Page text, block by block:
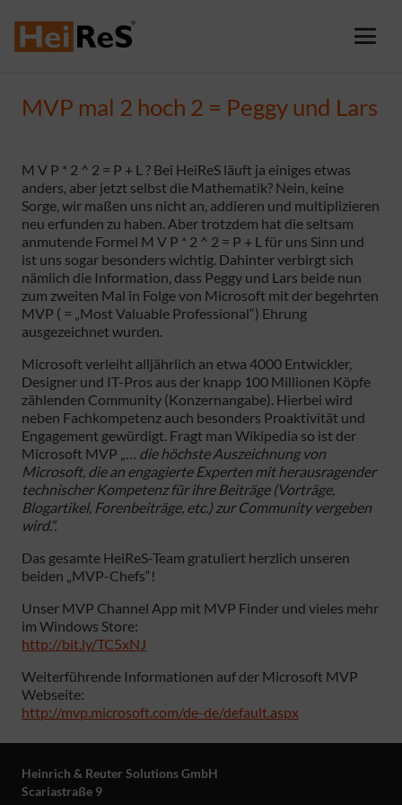
MVP mal 2 hoch 2 = Peggy und Lars
M V P * 2 ^ 2 = P + L ? Bei HeiReS läuft ja einiges etwas
anders, aber jetzt selbst die Mathematik? Nein, keine
Sorge, wir maßen uns nicht an, addieren und multiplizieren
neu erfunden zu haben. Aber trotzdem hat die seltsam
anmutende Formel M V P * 2 ^ 2 = P + L für uns Sinn und
ist uns sogar besonders wichtig. Dahinter verbirgt sich
nämlich die Information, dass Peggy und Lars beide nun
zum zweiten Mal in Folge von Microsoft mit der begehrten
MVP ( = „Most Valuable Professional“) Ehrung
ausgezeichnet wurden.
Microsoft verleiht alljährlich an etwa 4000 Entwickler,
Designer und IT-Pros aus der knapp 100 Millionen Köpfe
zählenden Community (Konzernangabe). Hierbei wird
neben Fachkompetenz auch besonders Proaktivität und
Engagement gewürdigt. Fragt man Wikipedia so ist der
Microsoft MVP „… die höchste Auszeichnung von
Microsoft, die an engagierte Experten mit herausragender
technischer Kompetenz für ihre Beiträge (Vorträge,
Blogartikel, Forenbeiträge, etc.) zur Community vergeben
wird.“.
Das gesamte HeiReS-Team gratuliert herzlich unseren
beiden „MVP-Chefs“!
Unser MVP Channel App mit MVP Finder und vieles mehr
im Windows Store:
http://bit.ly/TC5xNJ
Weiterführende Informationen auf der Microsoft MVP
Webseite:
http://mvp.microsoft.com/de-de/default.aspx
Heinrich & Reuter Solutions GmbH
Scariastraße 9